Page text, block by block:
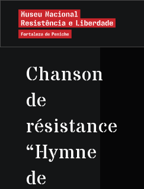
Chanson
de
résistance
“Hymne
de